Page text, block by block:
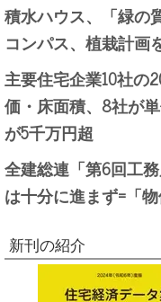
積水ハウス、「緑の
コンパス、植栽計画
主要住宅企業10社の
価・床面積、8社が
が5千万円超
全建総連「第6回工
は十分に進まず=「
新刊の紹介